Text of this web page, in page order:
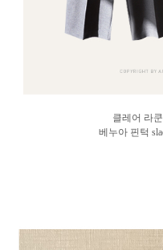
클레어 라
베누아 핀턱